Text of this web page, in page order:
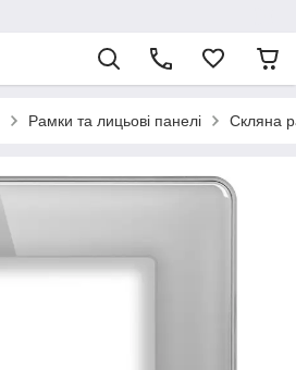
Рамки та лицьові панелі Скляна